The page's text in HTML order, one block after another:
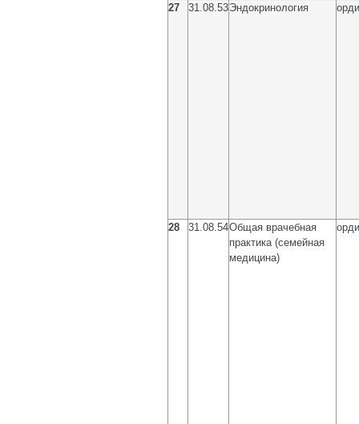
27 31.08.53Эндокринология
28 31.08.54Общая врачебная
практика (семейная
медицина)